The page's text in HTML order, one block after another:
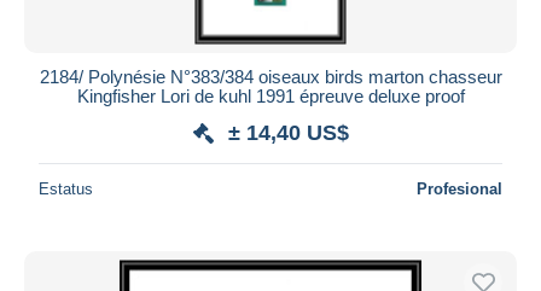
2184/ Polynésie N°383/384 oiseaux birds marton chasseur
Kingfisher Lori de kuhl 1991 épreuve deluxe proof
± 14,40 US$
Estatus Profesional